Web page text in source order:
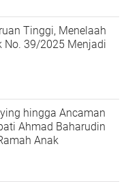
Tinggi, Menelaah
No. 39/2025 Menjadi
hingga Ancaman
Ahmad Baharudin
Anak